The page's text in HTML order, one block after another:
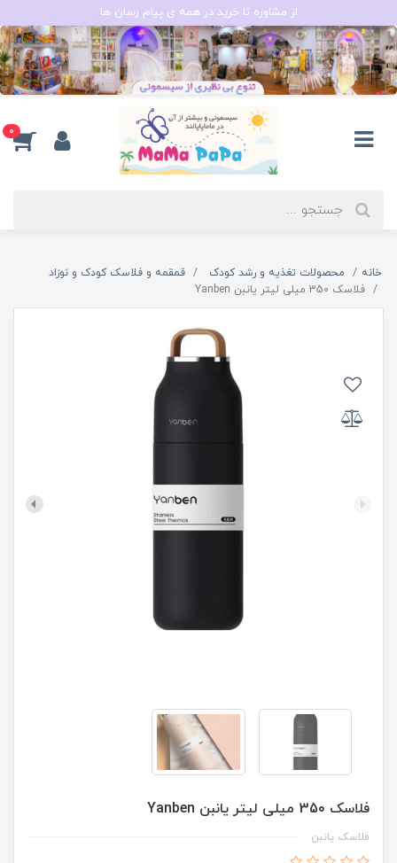
از مشاوره تا خرید در همه ی پیام رسان ها
0
خانه محصولات تغذیه و رشد کودک
قمقمه و فلاسک کودک و نوزاد
فلاسک 350 میلی لیتر یانبن Yanben
فلاسک 350 میلی لیتر یانبن Yanben
فلاسک یانبن